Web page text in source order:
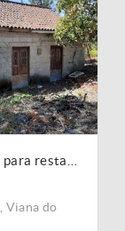
Viana do